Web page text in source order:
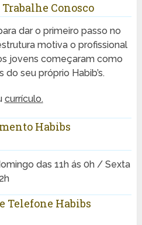
Conosco
dar o primeiro passo no
motiva o profissional
jovens começaram como
seu próprio Habib’s.
currículo.
Habibs
das 11h ás 0h / Sexta
Telefone Habibs